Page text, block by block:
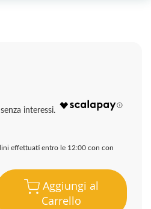
effettuati entro le 12:00 con con
Aggiungi al
Carrello